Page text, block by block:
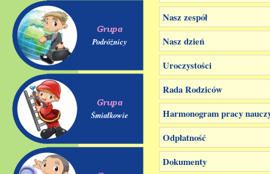
Podróżnicy
Śmiałkowie
Nasz zespół
Nasz dzień
Uroczystości
Rada Rodziców
Harmonogram pracy
Odpłatność
Dokumenty